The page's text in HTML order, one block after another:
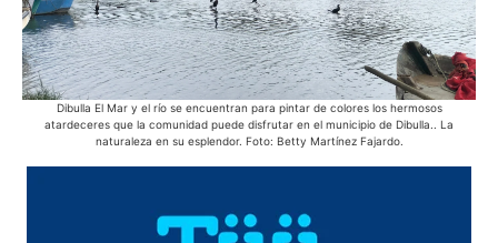
Dibulla El Mar y el río se encuentran para pintar de colores los hermosos
atardeceres que la comunidad puede disfrutar en el municipio de Dibulla.. La
naturaleza en su esplendor. Foto: Betty Martínez Fajardo.